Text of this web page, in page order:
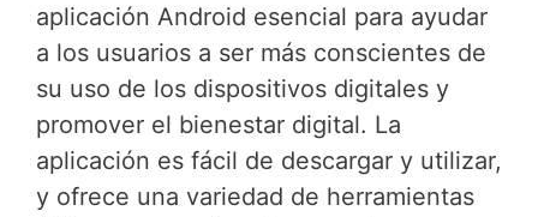
aplicación Android esencial para ayudar
a los usuarios a ser más conscientes de
su uso de los dispositivos digitales y
promover el bienestar digital. La
aplicación es fácil de descargar y utilizar,
y ofrece una variedad de herramientas